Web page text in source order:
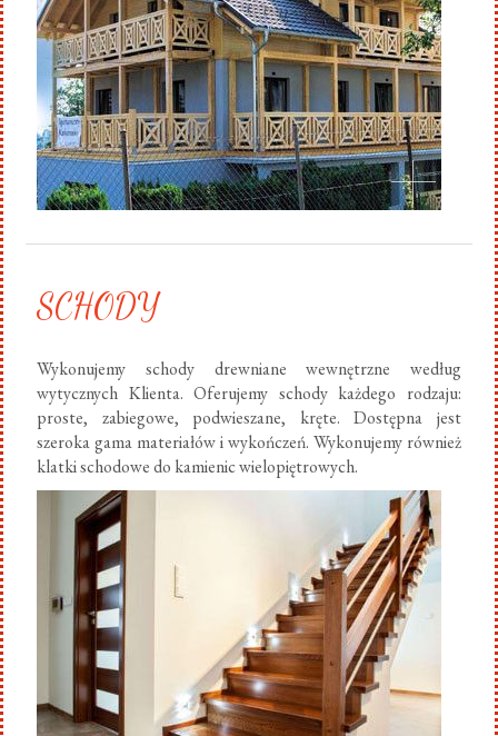
SCHODY
Wykonujemy schody drewniane wewnętrzne według
wytycznych Klienta. Oferujemy schody każdego rodzaju:
proste, zabiegowe, podwieszane, kręte. Dostępna jest
szeroka gama materiałów i wykończeń. Wykonujemy również
klatki schodowe do kamienic wielopiętrowych.